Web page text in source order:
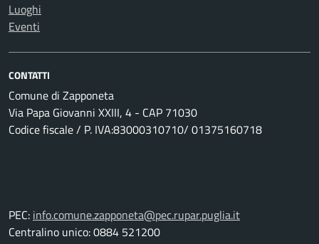
Luoghi
Eventi
CONTATTI
Comune di Zapponeta
Via Papa Giovanni XXIII, 4 - CAP 71030
Codice fiscale / P. IVA:83000310710/ 01375160718
PEC: info.comune.zapponeta@pec.rupar.puglia.it
Centralino unico: 0884 521200